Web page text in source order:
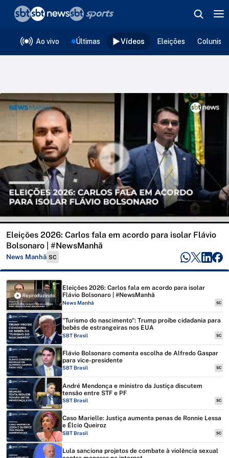
Ao vivo Últimas Vídeos Eleições
Eleições 2026: Carlos fala em acordo para isolar Flávio
Bolsonaro | #NewsManhã
News Manhã SC
Reproduzindo
Eleições 2026: Carlos fala em acordo para isolar
Flávio Bolsonaro | #NewsManhã
News Manhã SC
"Turismo do nascimento": Trump proíbe cidadania para
bebês de estrangeiras nos EUA
SBT Brasil SC
Flávio Bolsonaro comenta escolha de Alfredo Gaspar
para vice-presidente
SBT Brasil SC
André Mendonça e ministro da Justiça discutem
tensão entre STF e PF
SBT Brasil SC
Caso Marielle: Justiça aumenta penas de Ronnie Lessa
e Élcio Queiroz
SBT Brasil SC
Lula sanciona projetos de combate à violência sexual
❮voltar
Editorias